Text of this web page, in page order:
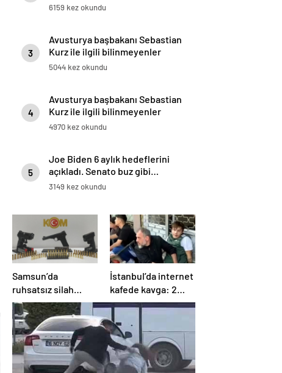
6159 kez okundu
3
Avusturya başbakanı Sebastian
Kurz ile ilgili bilinmeyenler
5044 kez okundu
4
Avusturya başbakanı Sebastian
Kurz ile ilgili bilinmeyenler
4970 kez okundu
5
Joe Biden 6 aylık hedeflerini
açıkladı. Senato buz gibi…
3149 kez okundu
Samsun’da
ruhsatsız silah
operasyonu: 1 kişi
yakalandı
İstanbul’da internet
kafede kavga: 2
yaralı